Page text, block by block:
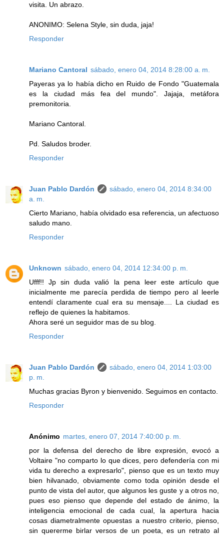
visita. Un abrazo.
ANONIMO: Selena Style, sin duda, jaja!
Responder
Mariano Cantoral sábado, enero 04, 2014 8:28:00 a. m.
Payeras ya lo había dicho en Ruido de Fondo "Guatemala
es la ciudad más fea del mundo". Jajaja, metáfora
premonitoria.
Mariano Cantoral.
Pd. Saludos broder.
Responder
Juan Pablo Dardón
sábado, enero 04, 2014 8:34:00
a. m.
Cierto Mariano, había olvidado esa referencia, un afectuoso
saludo mano.
Responder
Unknown sábado, enero 04, 2014 12:34:00 p. m.
Ufff!! Jp sin duda valió la pena leer este artículo que
inicialmente me parecía perdida de tiempo pero al leerle
entendí claramente cual era su mensaje.... La ciudad es
reflejo de quienes la habitamos.
Ahora seré un seguidor mas de su blog.
Responder
Juan Pablo Dardón
sábado, enero 04, 2014 1:03:00
p. m.
Muchas gracias Byron y bienvenido. Seguimos en contacto.
Responder
Anónimo martes, enero 07, 2014 7:40:00 p. m.
por la defensa del derecho de libre expresión, evocó a
Voltaire "no comparto lo que dices, pero defendería con mi
vida tu derecho a expresarlo", pienso que es un texto muy
bien hilvanado, obviamente como toda opinión desde el
punto de vista del autor, que algunos les guste y a otros no,
pues eso pienso que depende del estado de ánimo, la
inteligencia emocional de cada cual, la apertura hacia
cosas diametralmente opuestas a nuestro criterio, pienso,
sin quererme birlar versos de un poeta, es un retrato al